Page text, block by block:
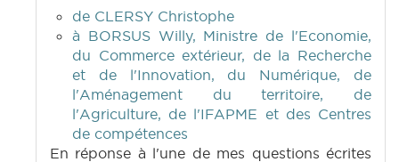
de CLERSY Christophe
à BORSUS Willy, Ministre de l'Economie,
du Commerce extérieur, de la Recherche
et de l'Innovation, du Numérique, de
l'Aménagement du territoire, de
l'Agriculture, de l'IFAPME et des Centres
de compétences
En réponse à l'une de mes questions écrites